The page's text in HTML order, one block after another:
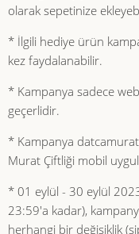
olarak sepetinize
* İlgili hediye ürün
kez faydalanabilir.
* Kampanya sadece
geçerlidir.
* Kampanya
Murat Çiftliği mobil
* 01 eylül - 30 eylül
23:59'a kadar),
herhangi bir değişiklik